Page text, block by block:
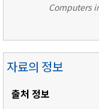
Computers
자료의 정보
출처 정보